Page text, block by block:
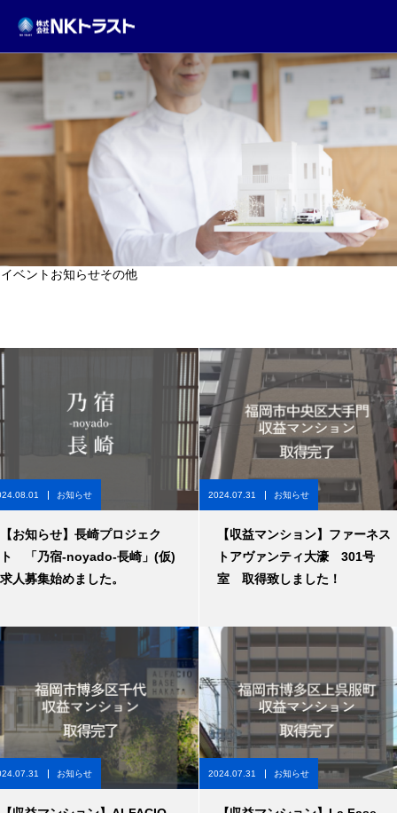
TOPICS
イベント お知らせその他
お知らせ
【お知らせ】長崎プロジェク
ト 「乃宿-noyado-長崎」(仮)
求人募集始めました。
2024.07.31 お知らせ
【収益マンション】ファーネス
トアヴァンティ大濠 301号
室 取得致しました！
お知らせ 2024.07.31 お知らせ